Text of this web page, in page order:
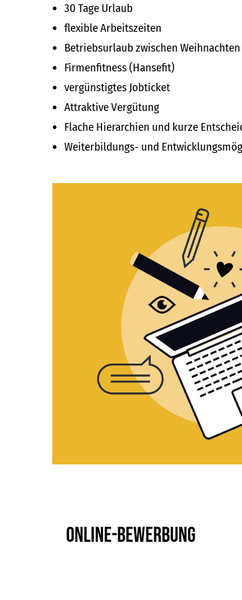
30 Tage Urlaub
flexible Arbeitszeiten
Betriebsurlaub zwischen
Firmenfitness (Hansefit)
vergünstigtes Jobticket
Attraktive Vergütung
Flache Hierarchien und kurze
Weiterbildungs- und
Online-Bewerbung